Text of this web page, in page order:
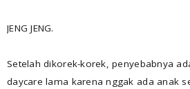
JENG JENG.
Setelah dikorek-korek, penyebabnya
daycare lama karena nggak ada anak